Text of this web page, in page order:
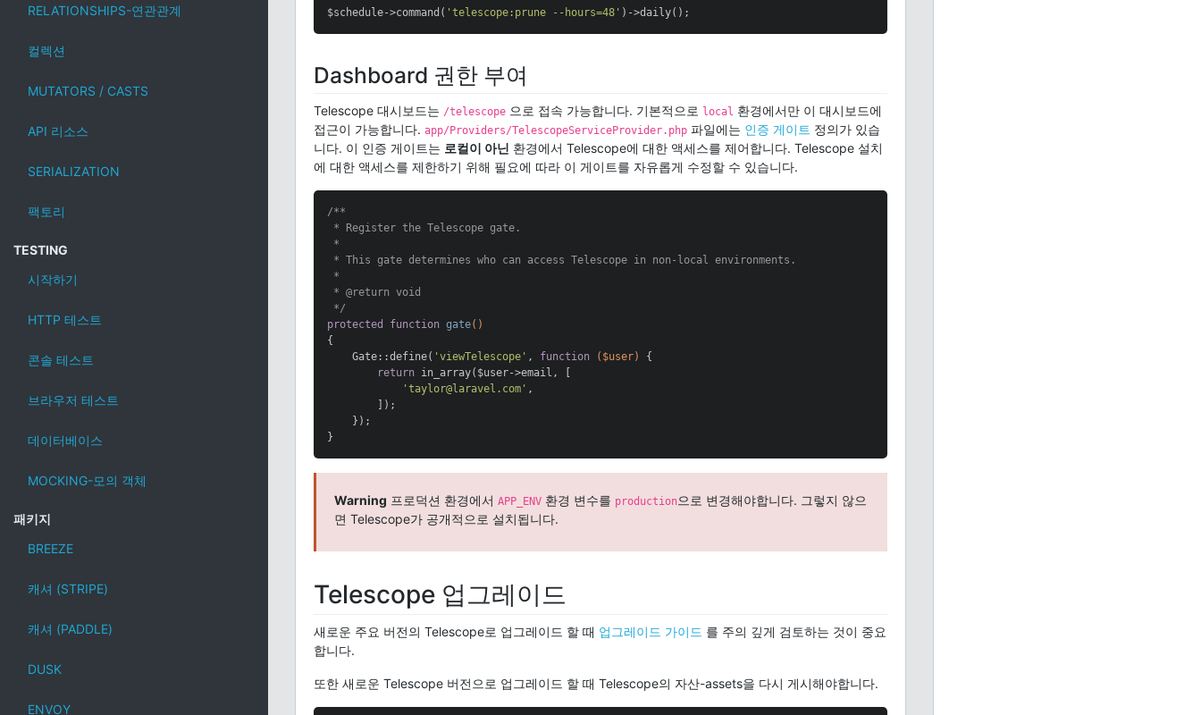
RELATIONSHIPS-연관관계
컬렉션
MUTATORS / CASTS
API 리소스
SERIALIZATION
팩토리
TESTING
시작하기
HTTP 테스트
콘솔 테스트
브라우저 테스트
데이터베이스
MOCKING-모의 객체
패키지
BREEZE
캐셔 (STRIPE)
캐셔 (PADDLE)
DUSK
ENVOY
$schedule->command( 'telescope:prune --hours=48' )->daily();
Dashboard 권한 부여
Telescope 대시보드는 /telescope 으로 접속 가능합니다. 기본적으로 local 환경에서만 이 대시보드에
접근이 가능합니다. app/Providers/TelescopeServiceProvider.php 파일에는 인증 게이트 정의가 있습
니다. 이 인증 게이트는 로컬이 아닌 환경에서 Telescope에 대한 액세스를 제어합니다. Telescope 설치
에 대한 액세스를 제한하기 위해 필요에 따라 이 게이트를 자유롭게 수정할 수 있습니다.
/**
* Register the Telescope gate.
*
* This gate determines who can access Telescope in non-local environments.
*
* @return void
*/
protected
function gate()
{
    Gate::define(
'viewTelescope' , function ($user)
{
return in_array($user->email, [
'taylor@laravel.com' ,
        ]);
    });
}
Warning 프로덕션 환경에서 APP_ENV 환경 변수를 production으로 변경해야합니다. 그렇지 않으
면 Telescope가 공개적으로 설치됩니다.
Telescope 업그레이드
새로운 주요 버전의 Telescope로 업그레이드 할 때 업그레이드 가이드 를 주의 깊게 검토하는 것이 중요
합니다.
또한 새로운 Telescope 버전으로 업그레이드 할 때 Telescope의 자산-assets을 다시 게시해야합니다.